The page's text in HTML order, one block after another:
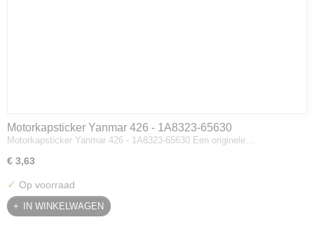
Motorkapsticker Yanmar 426 - 1A8323-65630
Motorkapsticker Yanmar 426 - 1A8323-65630 Een originele…
€ 3,63
✓ Op voorraad
IN WINKELWAGEN